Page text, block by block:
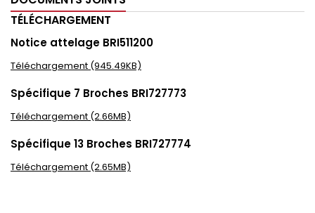
TÉLÉCHARGEMENT
Notice attelage BRI511200
Téléchargement (945.49KB)
Spécifique 7 Broches BRI727773
Téléchargement (2.66MB)
Spécifique 13 Broches BRI727774
Téléchargement (2.65MB)